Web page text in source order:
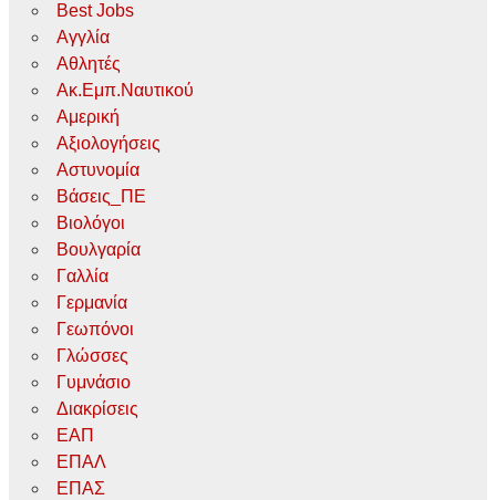
Best Jobs
Αγγλία
Αθλητές
Ακ.Εμπ.Ναυτικού
Αμερική
Αξιολογήσεις
Αστυνομία
Βάσεις_ΠΕ
Βιολόγοι
Βουλγαρία
Γαλλία
Γερμανία
Γεωπόνοι
Γλώσσες
Γυμνάσιο
Διακρίσεις
ΕΑΠ
ΕΠΑΛ
ΕΠΑΣ